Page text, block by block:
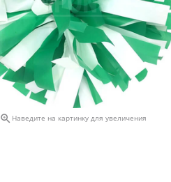
 Наведите на картинку для увеличения